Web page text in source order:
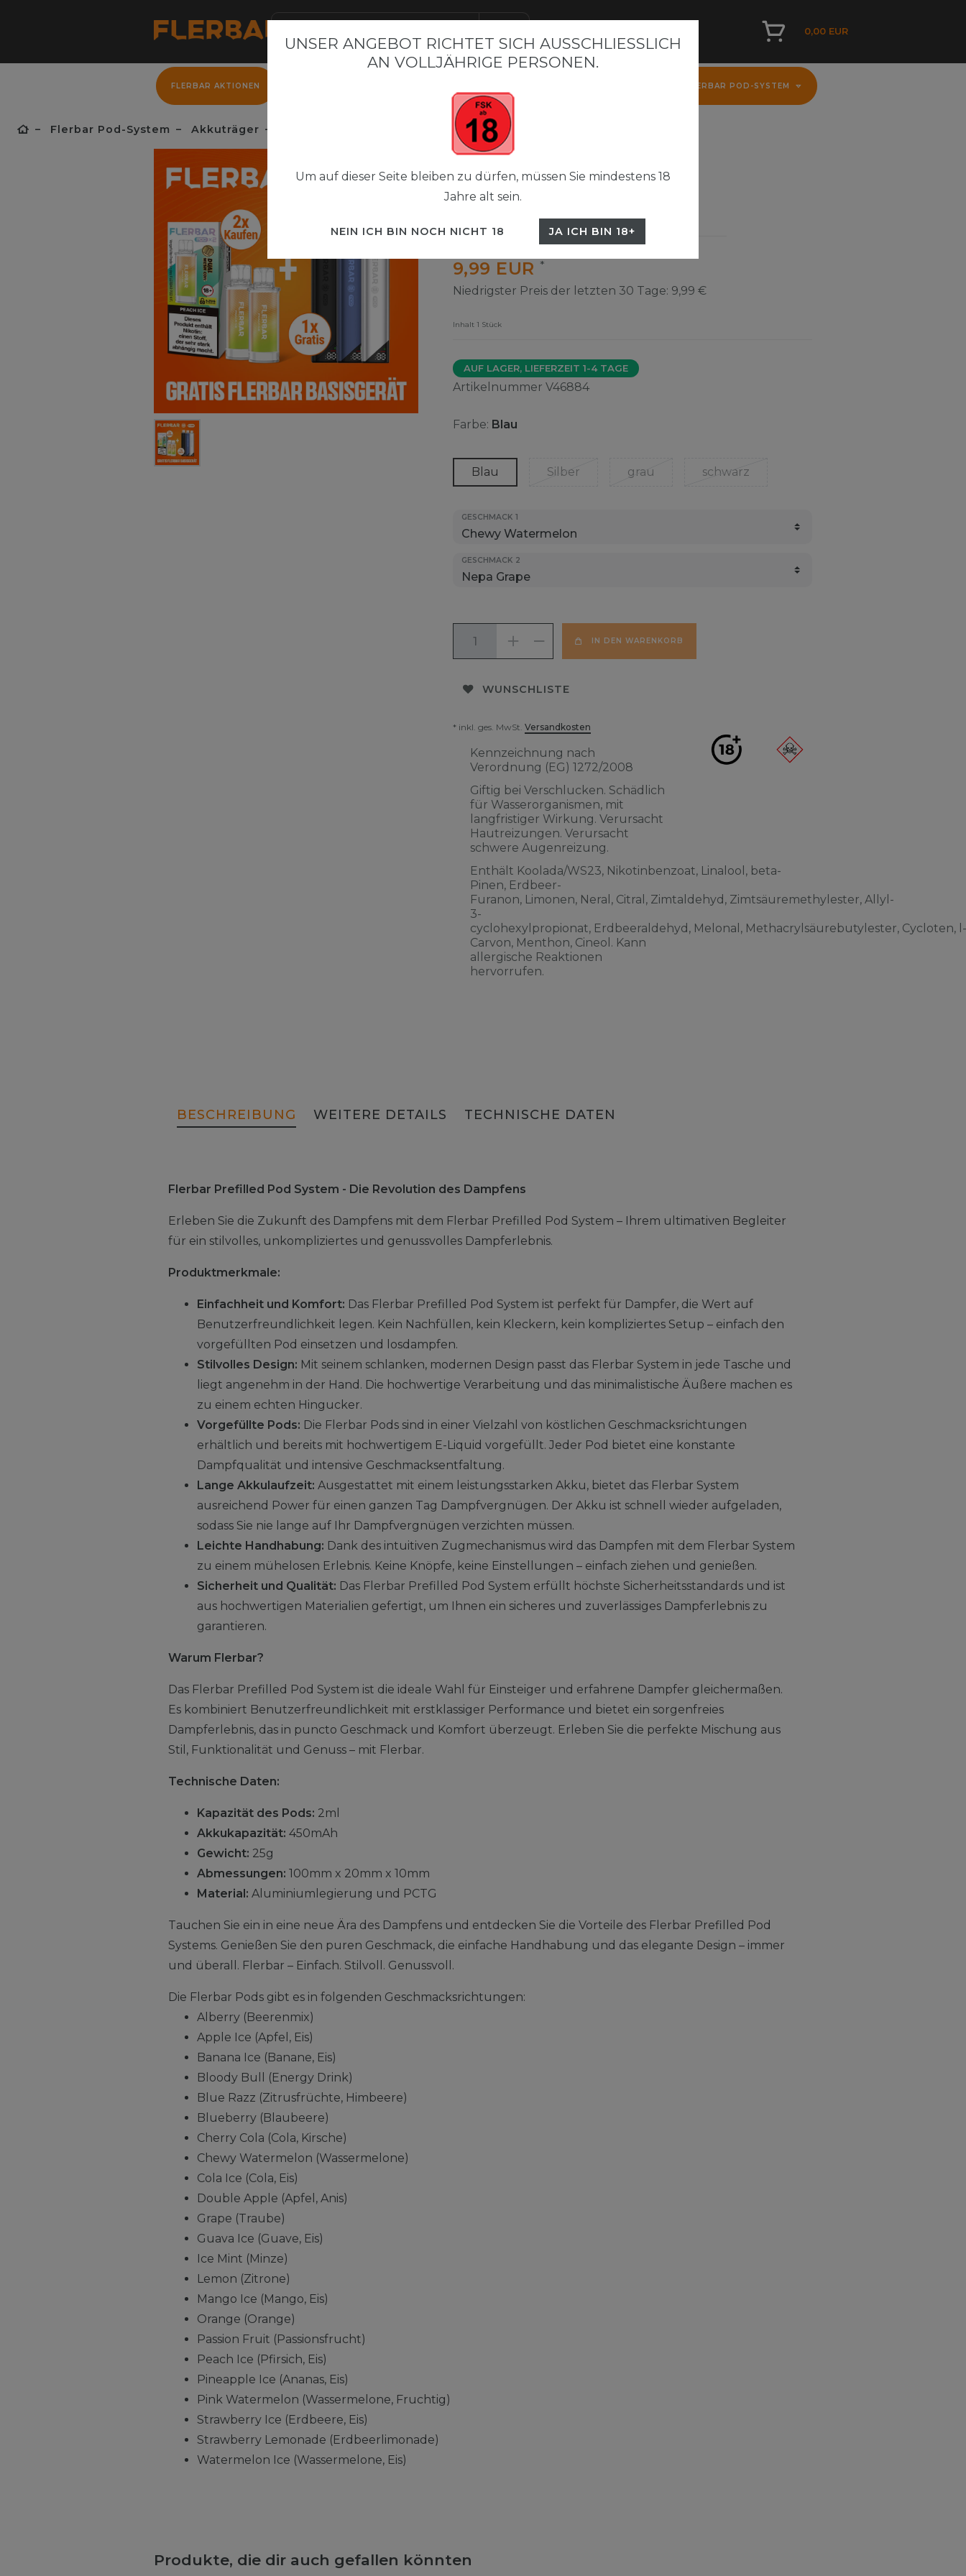
0,00 EUR
FLERBAR AKTIONEN FLERBAR POD-SYSTEM
Flerbar Pod-System Akkuträger
Flerbar Pods Paket
9,99 EUR *
Niedrigster Preis der letzten 30 Tage: 9,99 €
Inhalt 1 Stück
AUF LAGER, LIEFERZEIT 1-4 TAGE
Artikelnummer V46884
Farbe: Blau
Blau Silber grau schwarz
GESCHMACK 1
GESCHMACK 2
IN DEN WARENKORB
WUNSCHLISTE
* inkl. ges. MwSt. Versandkosten
Kennzeichnung nach
Verordnung (EG) 1272/2008
Giftig bei Verschlucken. Schädlich
für Wasserorganismen, mit
langfristiger Wirkung. Verursacht
Hautreizungen. Verursacht
schwere Augenreizung.
Enthält Koolada/WS23, Nikotinbenzoat, Linalool, beta-
Pinen, Erdbeer-
Furanon, Limonen, Neral, Citral, Zimtaldehyd, Zimtsäuremethylester, Allyl-
3-
cyclohexylpropionat, Erdbeeraldehyd, Melonal, Methacrylsäurebutylester, Cycloten, l-
Carvon, Menthon, Cineol. Kann
allergische Reaktionen
hervorrufen.
BESCHREIBUNG WEITERE DETAILS TECHNISCHE DATEN
Flerbar Prefilled Pod System - Die Revolution des Dampfens
Erleben Sie die Zukunft des Dampfens mit dem Flerbar Prefilled Pod System – Ihrem ultimativen Begleiter
für ein stilvolles, unkompliziertes und genussvolles Dampferlebnis.
Produktmerkmale:
Einfachheit und Komfort: Das Flerbar Prefilled Pod System ist perfekt für Dampfer, die Wert auf
Benutzerfreundlichkeit legen. Kein Nachfüllen, kein Kleckern, kein kompliziertes Setup – einfach den
vorgefüllten Pod einsetzen und losdampfen.
Stilvolles Design: Mit seinem schlanken, modernen Design passt das Flerbar System in jede Tasche und
liegt angenehm in der Hand. Die hochwertige Verarbeitung und das minimalistische Äußere machen es
zu einem echten Hingucker.
Vorgefüllte Pods: Die Flerbar Pods sind in einer Vielzahl von köstlichen Geschmacksrichtungen
erhältlich und bereits mit hochwertigem E-Liquid vorgefüllt. Jeder Pod bietet eine konstante
Dampfqualität und intensive Geschmacksentfaltung.
Lange Akkulaufzeit: Ausgestattet mit einem leistungsstarken Akku, bietet das Flerbar System
ausreichend Power für einen ganzen Tag Dampfvergnügen. Der Akku ist schnell wieder aufgeladen,
sodass Sie nie lange auf Ihr Dampfvergnügen verzichten müssen.
Leichte Handhabung: Dank des intuitiven Zugmechanismus wird das Dampfen mit dem Flerbar System
zu einem mühelosen Erlebnis. Keine Knöpfe, keine Einstellungen – einfach ziehen und genießen.
Sicherheit und Qualität: Das Flerbar Prefilled Pod System erfüllt höchste Sicherheitsstandards und ist
aus hochwertigen Materialien gefertigt, um Ihnen ein sicheres und zuverlässiges Dampferlebnis zu
garantieren.
Warum Flerbar?
Das Flerbar Prefilled Pod System ist die ideale Wahl für Einsteiger und erfahrene Dampfer gleichermaßen.
Es kombiniert Benutzerfreundlichkeit mit erstklassiger Performance und bietet ein sorgenfreies
Dampferlebnis, das in puncto Geschmack und Komfort überzeugt. Erleben Sie die perfekte Mischung aus
Stil, Funktionalität und Genuss – mit Flerbar.
Technische Daten:
Kapazität des Pods: 2ml
Akkukapazität: 450mAh
Gewicht: 25g
Abmessungen: 100mm x 20mm x 10mm
Material: Aluminiumlegierung und PCTG
Tauchen Sie ein in eine neue Ära des Dampfens und entdecken Sie die Vorteile des Flerbar Prefilled Pod
Systems. Genießen Sie den puren Geschmack, die einfache Handhabung und das elegante Design – immer
und überall. Flerbar – Einfach. Stilvoll. Genussvoll.
Die Flerbar Pods gibt es in folgenden Geschmacksrichtungen:
Alberry (Beerenmix)
Apple Ice (Apfel, Eis)
Banana Ice (Banane, Eis)
Bloody Bull (Energy Drink)
Blue Razz (Zitrusfrüchte, Himbeere)
Blueberry (Blaubeere)
Cherry Cola (Cola, Kirsche)
Chewy Watermelon (Wassermelone)
Cola Ice (Cola, Eis)
Double Apple (Apfel, Anis)
Grape (Traube)
Guava Ice (Guave, Eis)
Ice Mint (Minze)
Lemon (Zitrone)
Mango Ice (Mango, Eis)
Orange (Orange)
Passion Fruit (Passionsfrucht)
Peach Ice (Pfirsich, Eis)
Pineapple Ice (Ananas, Eis)
Pink Watermelon (Wassermelone, Fruchtig)
Strawberry Ice (Erdbeere, Eis)
Strawberry Lemonade (Erdbeerlimonade)
Watermelon Ice (Wassermelone, Eis)
Produkte, die dir auch gefallen könnten
UNSER ANGEBOT RICHTET SICH AUSSCHLIESSLICH A
N VOLLJÄHRIGE PERSONEN.
Um auf dieser Seite bleiben zu dürfen, müssen Sie mindestens 18
Jahre alt sein.
NEIN ICH BIN NOCH NICHT 18 JA ICH BIN 18+